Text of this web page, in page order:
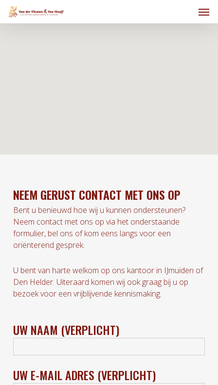
Skip
NEEM GERUST CONTACT MET ONS OP
Bent u benieuwd hoe wij u kunnen ondersteunen?
Neem contact met ons op via het onderstaande
formulier, bel ons of kom eens langs voor een
oriënterend gesprek.
U bent van harte welkom op ons kantoor in IJmuiden of
Den Helder. Uiteraard komen wij ook graag bij u op
bezoek voor een vrijblijvende kennismaking.
UW NAAM (VERPLICHT)
UW E-MAIL ADRES (VERPLICHT)